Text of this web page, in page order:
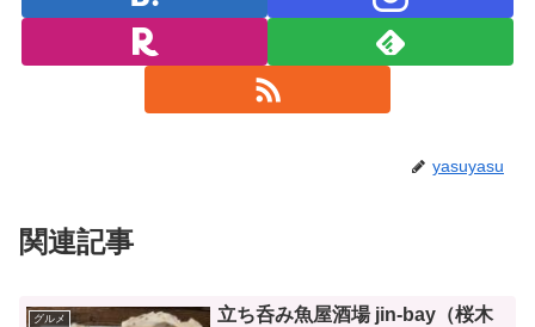
yasuyasu
関連記事
グルメ
立ち呑み魚屋酒場 jin-bay（桜木